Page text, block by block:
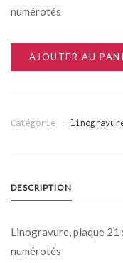
numérotés
AJOUTER AU
Catégorie :
DESCRIPTION
Linogravure, plaque 21
numérotés